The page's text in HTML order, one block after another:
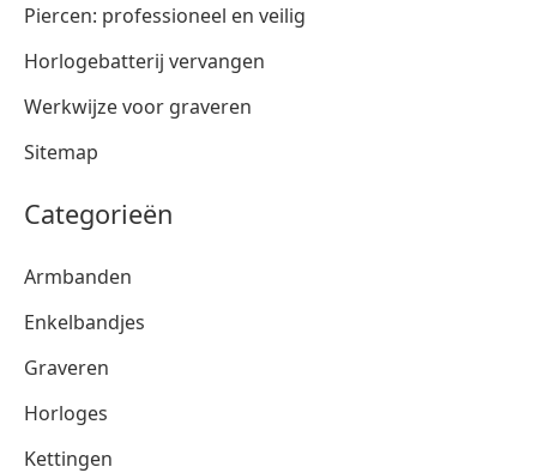
Piercen: professioneel en veilig
Horlogebatterij vervangen
Werkwijze voor graveren
Sitemap
Categorieën
Armbanden
Enkelbandjes
Graveren
Horloges
Kettingen